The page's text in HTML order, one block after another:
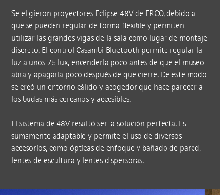
Se eligieron proyectores Eclipse 48V de ERCO, debido a
que se pueden regular de forma flexible y permiten
utilizar las grandes vigas de la sala como lugar de montaje
discreto. El control Casambi Bluetooth permite regular la
luz a unos 75 lux, encenderla poco antes de que el museo
abra y apagarla poco después de que cierre. De este modo
se creó un entorno cálido y acogedor que hace parecer a
los budas más cercanos y accesibles.
El sistema de 48V resultó ser la solución perfecta. Es
sumamente adaptable y permite el uso de diversos
accesorios, como ópticas de enfoque y bañado de pared,
lentes de escultura y lentes dispersoras.